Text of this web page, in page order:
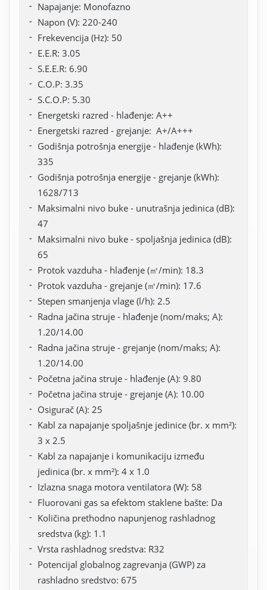
Napajanje: Monofazno
Napon (V): 220-240
Frekevencija (Hz): 50
E.E.R: 3.05
S.E.E.R: 6.90
C.O.P: 3.35
S.C.O.P: 5.30
Energetski razred - hlađenje: A++
Energetski razred - grejanje: A+/A+++
Godišnja potrošnja energije - hlađenje (kWh):
335
Godišnja potrošnja energije - grejanje (kWh):
1628/713
Maksimalni nivo buke - unutrašnja jedinica (dB):
47
Maksimalni nivo buke - spoljašnja jedinica (dB):
65
Protok vazduha - hlađenje (㎥/min): 18.3
Protok vazduha - grejanje (㎥/min): 17.6
Stepen smanjenja vlage (l/h): 2.5
Radna jačina struje - hlađenje (nom/maks; A):
1.20/14.00
Radna jačina struje - grejanje (nom/maks; A):
1.20/14.00
Početna jačina struje - hlađenje (A): 9.80
Početna jačina struje - grejanje (A): 10.00
Osigurač (A): 25
Kabl za napajanje spoljašnje jedinice (br. x mm²):
3 x 2.5
Kabl za napajanje i komunikaciju između
jedinica (br. x mm²): 4 x 1.0
Izlazna snaga motora ventilatora (W): 58
Fluorovani gas sa efektom staklene bašte: Da
Količina prethodno napunjenog rashladnog
sredstva (kg): 1.1
Vrsta rashladnog sredstva: R32
Potencijal globalnog zagrevanja (GWP) za
rashladno sredstvo: 675